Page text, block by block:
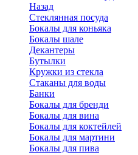
Назад
Стеклянная посуда
Бокалы для коньяка
Бокалы шале
Декантеры
Бутылки
Кружки из стекла
Стаканы для воды
Банки
Бокалы для бренди
Бокалы для вина
Бокалы для коктейлей
Бокалы для мартини
Бокалы для пива